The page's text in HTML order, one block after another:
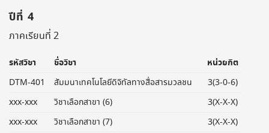
ปีที่ 4
ภาคเรียนที่ 2
รหัสวิชา ชื่อวิชา
หน่วยกิต
DTM-401
สัมมนาเทคโนโลยีดิจิทัลทางสื่อสารมวลชน
3(3-0-6)
xxx-xxx
วิชาเลือกสาขา (6)
3(X-X-X)
xxx-xxx
วิชาเลือกสาขา (7)
3(X-X-X)